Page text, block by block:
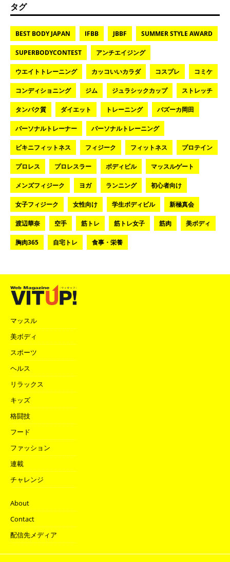
タグ
BEST BODY JAPAN IFBB JBBF SUMMER STYLE AWARD
SUPERBODYCONTEST アンチエイジング
ウエイトトレーニング カッコいいカラダ コスプレ コミケ
コンディショニング ジム ジュラシックカップ ストレッチ
タンパク質 ダイエット トレーニング バズーカ岡田
パーソナルトレーナー パーソナルトレーニング
ビキニフィットネス フィジーク フィットネス プロテイン
プロレス プロレスラー ボディビル マッスルゲート
メンズフィジーク ヨガ ランニング 初心者向け
女子フィジーク 女性向け 学生ボディビル 新極真会
渡辺華奈 空手 筋トレ 筋トレ女子 筋肉 美ボディ
胸肉365 自宅トレ 食事・栄養
マッスル
美ボディ
スポーツ
ヘルス
リラックス
キッズ
格闘技
フード
ファッション
連載
チャレンジ
About
Contact
配信先メディア